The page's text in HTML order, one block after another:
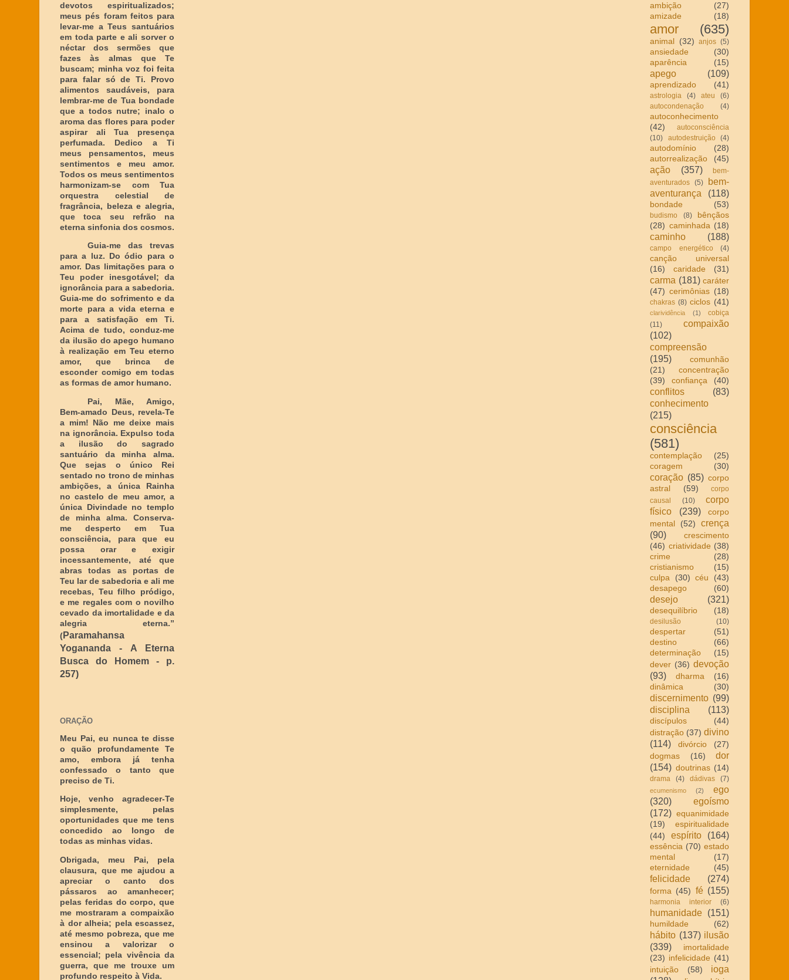
devotos espiritualizados;
meus pés foram feitos para
levar-me a Teus santuários
em toda parte e ali sorver o
néctar dos sermões que
fazes às almas que Te
buscam; minha voz foi feita
para falar só de Ti. Provo
alimentos saudáveis, para
lembrar-me de Tua bondade
que a todos nutre; inalo o
aroma das flores para poder
aspirar ali Tua presença
perfumada. Dedico a Ti
meus pensamentos, meus
sentimentos e meu amor.
Todos os meus sentimentos
harmonizam-se com Tua
orquestra celestial de
fragrância, beleza e alegria,
que toca seu refrão na
eterna sinfonia dos cosmos.
Guia-me das trevas
para a luz. Do ódio para o
amor. Das limitações para o
Teu poder inesgotável; da
ignorância para a sabedoria.
Guia-me do sofrimento e da
morte para a vida eterna e
para a satisfação em Ti.
Acima de tudo, conduz-me
da ilusão do apego humano
à realização em Teu eterno
amor, que brinca de
esconder comigo em todas
as formas de amor humano.
Pai, Mãe, Amigo,
Bem-amado Deus, revela-Te
a mim! Não me deixe mais
na ignorância. Expulso toda
a ilusão do sagrado
santuário da minha alma.
Que sejas o único Rei
sentado no trono de minhas
ambições, a única Rainha
no castelo de meu amor, a
única Divindade no templo
de minha alma. Conserva-
me desperto em Tua
consciência, para que eu
possa orar e exigir
incessantemente, até que
abras todas as portas de
Teu lar de sabedoria e ali me
recebas, Teu filho pródigo,
e me regales com o novilho
cevado da imortalidade e da
alegria eterna.”
( Paramahansa
Yogananda - A Eterna
Busca do Homem - p.
257)
ORAÇÃO
Meu Pai, eu nunca te disse
o quão profundamente Te
amo, embora já tenha
confessado o tanto que
preciso de Ti.
Hoje, venho agradecer-Te
simplesmente, pelas
oportunidades que me tens
concedido ao longo de
todas as minhas vidas.
Obrigada, meu Pai, pela
clausura, que me ajudou a
apreciar o canto dos
pássaros ao amanhecer;
pelas feridas do corpo, que
me mostraram a compaixão
à dor alheia; pela escassez,
até mesmo pobreza, que me
ensinou a valorizar o
essencial; pela vivência da
guerra, que me trouxe um
profundo respeito à Vida.
ambição
(27)
amizade
(18)
amor (635)
animal (32) anjos (5)
ansiedade
(30)
aparência
(15)
apego (109)
aprendizado (41)
astrologia (4) ateu
(6)
autocondenação
(4)
autoconhecimento
(42)
autoconsciência
(10)
autodestruição (4)
autodomínio
(28)
autorrealização
(45)
ação (357)
bem-
aventurados (5)
bem-
aventurança
(118)
bondade (53)
budismo (8)
bênçãos
(28) caminhada (18)
caminho (188)
campo energético (4)
canção universal
(16)
caridade (31)
carma (181) caráter
(47) cerimônias (18)
chakras (8) ciclos (41)
clarividência (1)
cobiça
(11)
compaixão
(102)
compreensão
(195)
comunhão
(21)
concentração
(39)
confiança (40)
conflitos
(83)
conhecimento
(215)
consciência
(581)
contemplação
(25)
coragem
(30)
coração (85) corpo
astral
(59)
corpo
causal
(10)
corpo
físico
(239)
corpo
mental
(52)
crença
(90)
crescimento
(46) criatividade (38)
crime
(28)
cristianismo
(15)
culpa
(30) céu
(43)
desapego
(60)
desejo (321)
desequilíbrio (18)
desilusão (10)
despertar
(51)
destino
(66)
determinação
(15)
dever (36) devoção
(93)
dharma
(16)
dinâmica
(30)
discernimento (99)
disciplina
(113)
discípulos
(44)
distração (37) divino
(114)
divórcio
(27)
dogmas
(16)
dor
(154) doutrinas (14)
drama (4) dádivas (7)
ecumenismo (2)
ego
(320)
egoísmo
(172) equanimidade
(19)
espiritualidade
(44)
espírito (164)
essência (70) estado
mental
(17)
eternidade
(45)
felicidade (274)
forma (45) fé (155)
harmonia interior (6)
humanidade (151)
humildade (62)
hábito (137) ilusão
(339)
imortalidade
(23) infelicidade (41)
intuição
(58)
ioga